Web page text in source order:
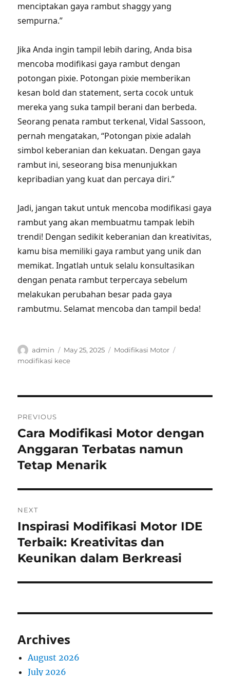
menciptakan gaya rambut shaggy yang
sempurna.”
Jika Anda ingin tampil lebih daring, Anda bisa
mencoba modifikasi gaya rambut dengan
potongan pixie. Potongan pixie memberikan
kesan bold dan statement, serta cocok untuk
mereka yang suka tampil berani dan berbeda.
Seorang penata rambut terkenal, Vidal Sassoon,
pernah mengatakan, “Potongan pixie adalah
simbol keberanian dan kekuatan. Dengan gaya
rambut ini, seseorang bisa menunjukkan
kepribadian yang kuat dan percaya diri.”
Jadi, jangan takut untuk mencoba modifikasi gaya
rambut yang akan membuatmu tampak lebih
trendi! Dengan sedikit keberanian dan kreativitas,
kamu bisa memiliki gaya rambut yang unik dan
memikat. Ingatlah untuk selalu konsultasikan
dengan penata rambut terpercaya sebelum
melakukan perubahan besar pada gaya
rambutmu. Selamat mencoba dan tampil beda!
Author
admin
Posted
on
May 25, 2025 Categories
Modifikasi Motor
modifikasi kece
navigation
PREVIOUS
Previous
post:
Cara Modifikasi Motor dengan
Anggaran Terbatas namun
Tetap Menarik
NEXT
Next
post:
Inspirasi Modifikasi Motor IDE
Terbaik: Kreativitas dan
Keunikan dalam Berkreasi
Archives
August 2026
July 2026